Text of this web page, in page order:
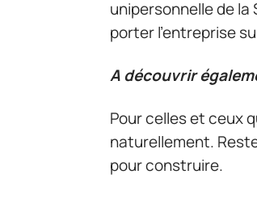
unipersonnelle de la
porter l’entreprise
A découvrir
Pour celles et ceux
naturellement.
pour construire.